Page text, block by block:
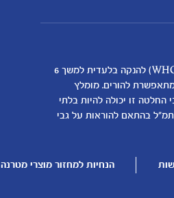
אנחנו מאמינים שהנקה היא ההתחלה התזונתית הטובה ביותר לתינוקות ותומכים באופן מלא בהמלצת ארגון הבריאות העולמי (הWHO) להנקה בלעדית למשך 6
להורים. מומלץ
זו יכולה להיות בלתי
בהתאם להוראות על גבי
הנחיות למחזור מוצרי מטרנה